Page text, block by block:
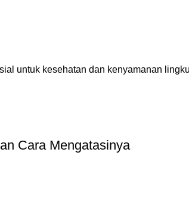
untuk kesehatan dan kenyamanan
Cara Mengatasinya